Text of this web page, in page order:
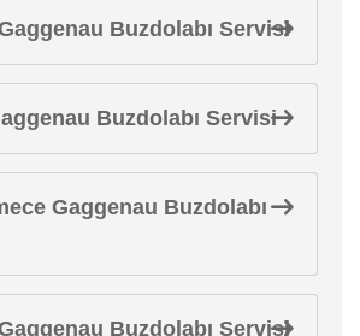
Buzdolabı Servisi
Buzdolabı Servisi
Gaggenau Buzdolabı
Buzdolabı Servisi